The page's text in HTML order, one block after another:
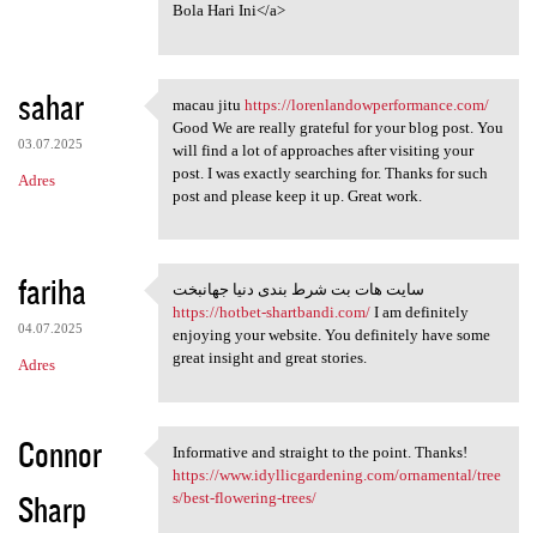
Bola Hari Ini</a>
sahar
03.07.2025
Adres
macau jitu https:/
macau jitu https://lorenlandowperformance.com/
Good We are really grateful for your blog post. You
will find a lot of approaches after visiting your
post. I was exactly searching for. Thanks for such
post and please keep it up. Great work.
fariha
04.07.2025
Adres
سایت هات بت شرط بندی دنیا
سایت هات بت شرط بندی دنیا جهانبخت
https://hotbet-shartbandi.com/I am definitely
enjoying your website. You definitely have some
great insight and great stories.
Connor
Sharp
Informative and straight to
Informative and straight to the point. Thanks!
https://www.idyllicgardening.com/ornamental/tree
s/best-flowering-trees/